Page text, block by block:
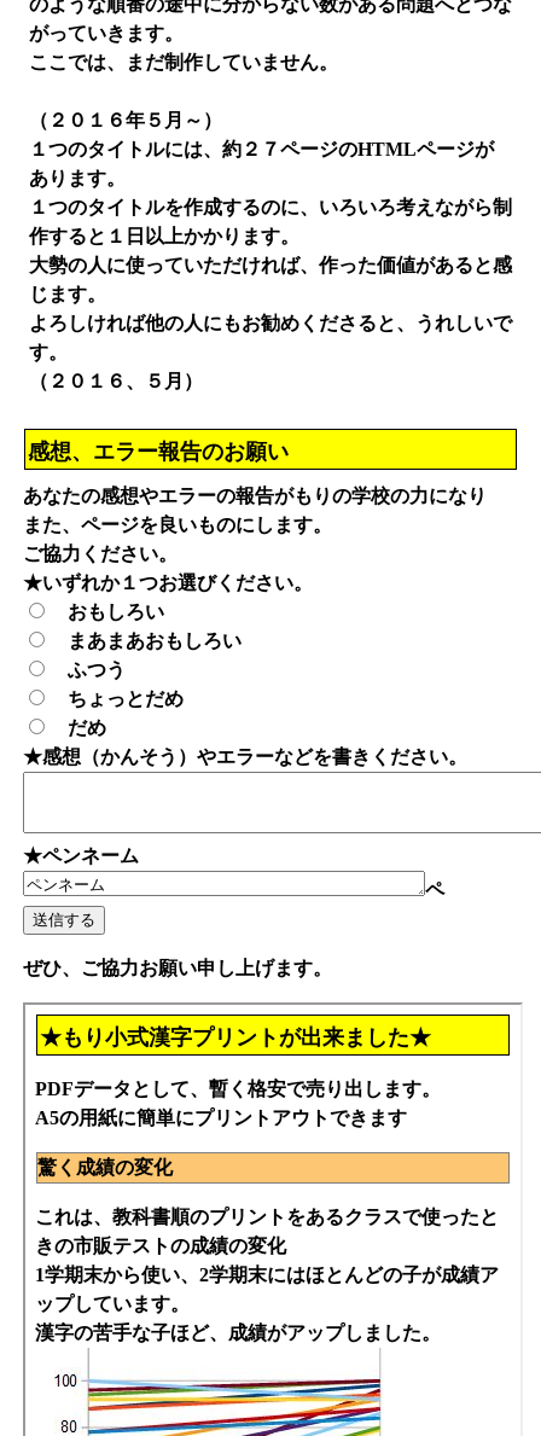
のような順番の途中に分からない数がある問題へとつな
がっていきます。
ここでは、まだ制作していません。
（２０１６年５月～）
１つのタイトルには、約２７ページのHTMLページが
あります。
１つのタイトルを作成するのに、いろいろ考えながら制
作すると１日以上かかります。
大勢の人に使っていただければ、作った価値があると感
じます。
よろしければ他の人にもお勧めくださると、うれしいで
す。
（２０１６、５月）
感想、エラー報告のお願い
あなたの感想やエラーの報告がもりの学校の力になり
また、ページを良いものにします。
ご協力ください。
★いずれか１つお選びください。
おもしろい
まあまあおもしろい
ふつう
ちょっとだめ
だめ
★感想（かんそう）やエラーなどを書きください。
★ペンネーム
ペ
ぜひ、ご協力お願い申し上げます。